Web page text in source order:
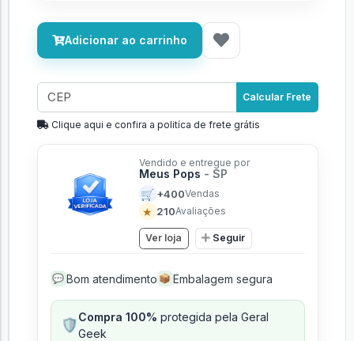
Adicionar ao carrinho
Calcular Frete
Clique aqui e confira a politíca de frete grátis
Vendido e entregue por
Meus Pops - SP
🛒 +400Vendas
★ 210Avaliações
Ver loja Seguir
💬 Bom atendimento 📦 Embalagem segura
🛡️Compra 100% protegida pela Geral
Geek